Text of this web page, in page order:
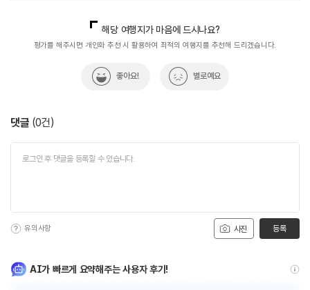
해당 여행지가 마음에 드시나요?
평가를 해주시면 개인화 추천 시 활용하여 최적의 여행지를 추천해 드리겠습니다.
좋아요! 별로예요
댓글 (0건)
사진
유의사항 등록
AI가 빠르게 요약해주는 사용자 후기!